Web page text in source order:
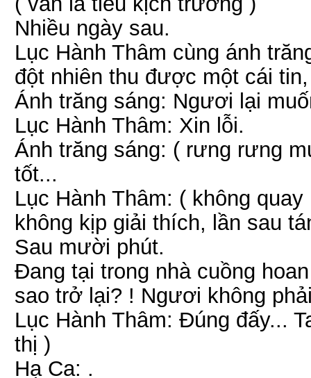
Nhiều ngày sau.
Lục Hành Thâm cùng ánh
đột nhiên thu được một cái
Ánh trăng sáng: Ngươi lại
Lục Hành Thâm: Xin lỗi.
Ánh trăng sáng: ( rưng rưng
tốt...
Lục Hành Thâm: ( không
không kịp giải thích, lần sau
Sau mười phút.
Đang tại trong nhà cuồng
sao trở lại? ! Ngươi không
Lục Hành Thâm: Đúng đấy...
thị )
Hạ Ca: .